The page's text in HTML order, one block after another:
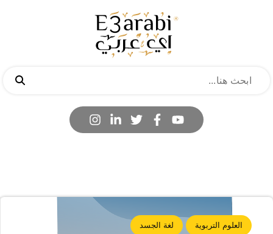
العلوم التربوية لغة الجسد